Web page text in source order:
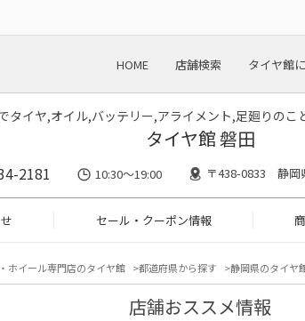
HOME 店舗検索 タイヤ館
タイヤ,オイル,バッテリー,アライメント,足廻りのこ
タイヤ館 磐田
2181 10:30～19:00 〒438-0833 静岡
セール・クーポン情報
ホイール専門店のタイヤ館 都道府県から探す 静岡県のタイヤ
店舗おススメ情報